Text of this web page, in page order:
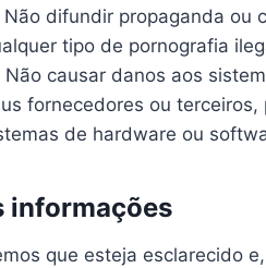
Não difundir propaganda ou
tipo de pornografia
Não causar danos aos
fornecedores ou
de hardware ou
informações
que esteja esclarecido